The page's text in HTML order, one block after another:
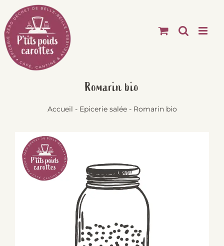
Passer
au
contenu
Romarin bio
Accueil - Epicerie salée- Romarin bio